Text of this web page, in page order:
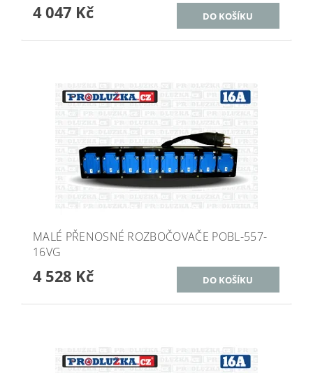
4 047 Kč
MALÉ PŘENOSNÉ ROZBOČOVAČE POBL-557-
16VG
4 528 Kč